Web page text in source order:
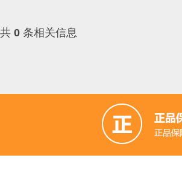
共 0 条相关信息